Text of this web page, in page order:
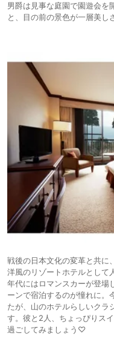
男爵は見事な庭園で園遊会を
と、目の前の景色が一層美し
戦後の日本文化の変革と共に
洋風のリゾートホテルとして
年代にはロマンスカーが登場
ーンで宿泊するのが憧れに。
たが、山のホテルらしいクラ
す。彼と2人、ちょっぴりス
過ごしてみましょう♡